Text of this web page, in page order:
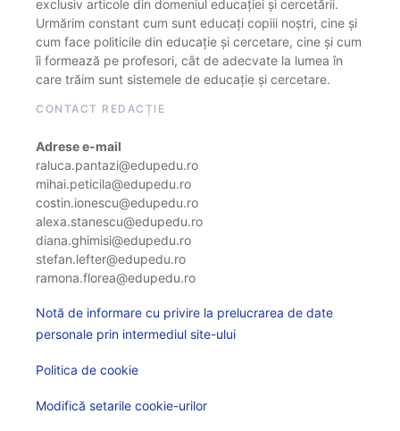
exclusiv articole din domeniul educației și cercetării.
Urmărim constant cum sunt educați copiii noștri, cine și
cum face politicile din educație și cercetare, cine și cum
îi formează pe profesori, cât de adecvate la lumea în
care trăim sunt sistemele de educație și cercetare.
CONTACT REDACȚIE
Adrese e-mail
raluca.pantazi@edupedu.ro
mihai.peticila@edupedu.ro
costin.ionescu@edupedu.ro
alexa.stanescu@edupedu.ro
diana.ghimisi@edupedu.ro
stefan.lefter@edupedu.ro
ramona.florea@edupedu.ro
Notă de informare cu privire la prelucrarea de date
personale prin intermediul site-ului
Politica de cookie
Modifică setarile cookie-urilor